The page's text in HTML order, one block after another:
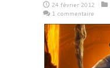
24 février 2012
1 commentaire